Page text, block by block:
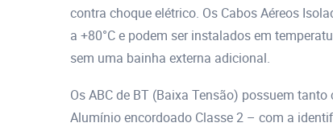
contra choque elétrico. Os Cabos Aéreos
a +80°C e podem ser instalados em
sem uma bainha externa adicional.
Os ABC de BT (Baixa Tensão) possuem
Alumínio encordoado Classe 2 – com a